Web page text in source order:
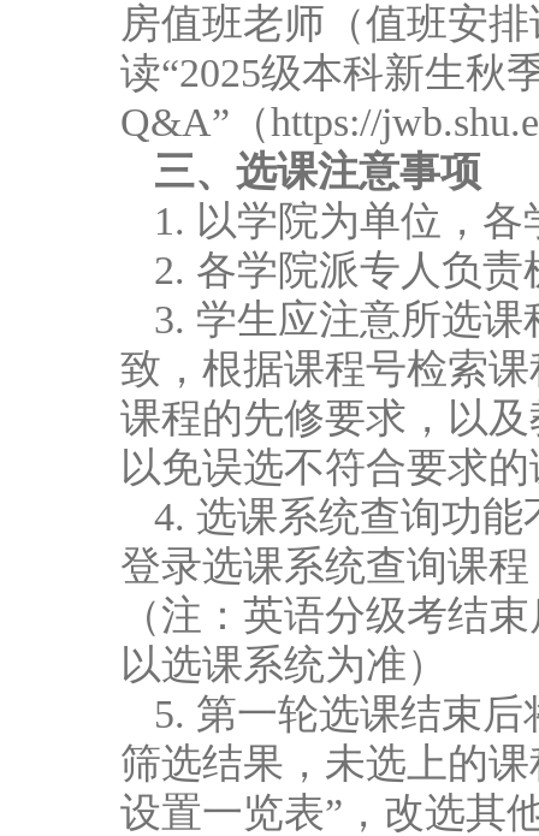
房值班老师（值班安
读“2025级本科新生秋
Q&A”（https://
三、选课注意事项
1. 以学院为单位，
2. 各学院派专人负
3. 学生应注意所选
致，根据课程号检索
课程的先修要求，以
以免误选不符合要求
4. 选课系统查询功能
登录选课系统查询课
（注：英语分级考结
以选课系统为准）
5. 第一轮选课结束
筛选结果，未选上的
设置一览表”，改选其